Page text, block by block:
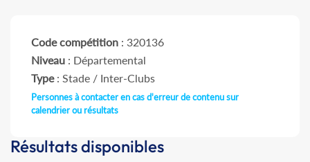
Code compétition : 320136
Niveau : Départemental
Type: Stade / Inter-Clubs
Personnes à contacter en cas d'erreur de contenu sur
calendrier ou résultats
Résultats disponibles